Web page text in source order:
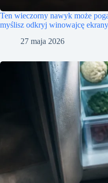
Ten wieczorny nawyk może
myślisz odkryj winowajcę ekrany
27 maja 2026